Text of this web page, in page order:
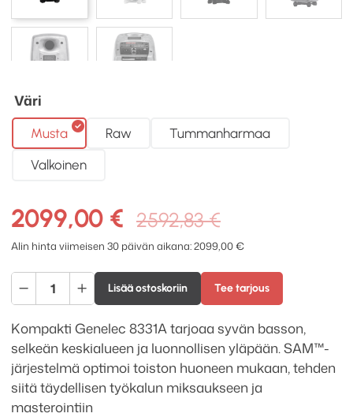
Väri
Musta Raw Tummanharmaa
Valkoinen
2592,83€
hinta
oli:
2592,83 €.
2099,00 €
Nykyinen
hinta
on:
2099,00 €.
Alin hinta viimeisen 30 päivän aikana:2099,00€
Genelec
8331A
SAM
kolmitiekaiutin
määrä
Lisää ostoskoriin Tee tarjous
Kompakti Genelec 8331A tarjoaa syvän basson,
selkeän keskialueen ja luonnollisen yläpään. SAM™-
järjestelmä optimoi toiston huoneen mukaan, tehden
siitä täydellisen työkalun miksaukseen ja
masterointiin